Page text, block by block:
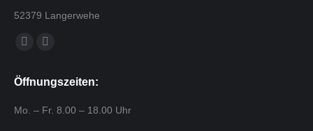
52379 Langerwehe
Finden Sie uns auf:
page
opens
opens
in
Öffnungszeiten:
Mo. – Fr. 8.00 – 18.00 Uhr